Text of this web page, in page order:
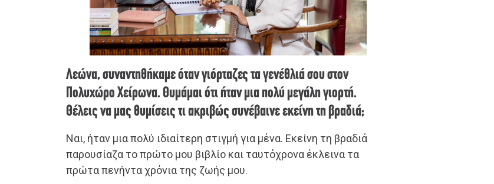
Λεώνα, συναντηθήκαμε όταν γιόρταζες τα γενέθλιά σου στον
Πολυχώρο Χείρωνα. Θυμάμαι ότι ήταν μια πολύ μεγάλη γιορτή.
Θέλεις να μας θυμίσεις τι ακριβώς συνέβαινε εκείνη τη βραδιά;
Ναι, ήταν μια πολύ ιδιαίτερη στιγμή για μένα. Εκείνη τη βραδιά
παρουσίαζα το πρώτο μου βιβλίο και ταυτόχρονα έκλεινα τα
πρώτα πενήντα χρόνια της ζωής μου.